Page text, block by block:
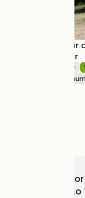
Coup de coeur
Vélo Voyageur
1 semaine et +
Châteaux &
Kies, bereid
met France